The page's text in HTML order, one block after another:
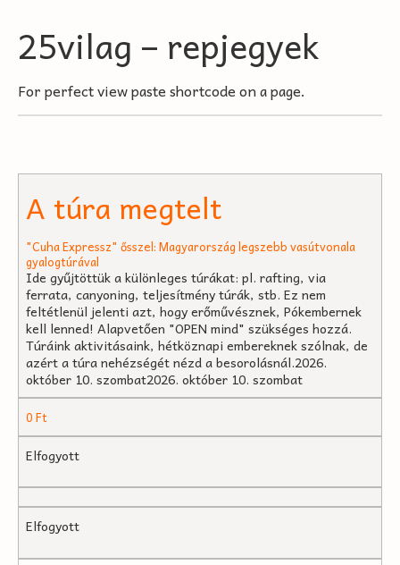
25vilag – repjegyek
For perfect view paste shortcode on a page.
A túra megtelt
"Cuha Expressz" ősszel: Magyarország legszebb vasútvonala
gyalogtúrával
Ide gyűjtöttük a különleges túrákat: pl. rafting, via
ferrata, canyoning, teljesítmény túrák, stb. Ez nem
feltétlenül jelenti azt, hogy erőművésznek, Pókembernek
kell lenned! Alapvetően "OPEN mind" szükséges hozzá.
Túráink aktivitásaink, hétköznapi embereknek szólnak, de
azért a túra nehézségét nézd a besorolásnál.2026.
október 10. szombat2026. október 10. szombat
0Ft
Elfogyott
Elfogyott